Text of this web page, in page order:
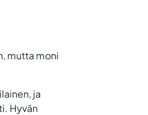
mutta moni
ja
Hyvän